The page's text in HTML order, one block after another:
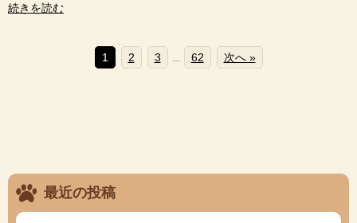
続きを読む
1 2 3 62 次へ »
最近の投稿